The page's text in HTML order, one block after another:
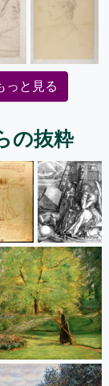
っと見る
の抜粋